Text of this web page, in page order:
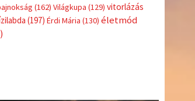
(162) Világkupa (129) vitorlázás
(197) Érdi Mária (130) életmód